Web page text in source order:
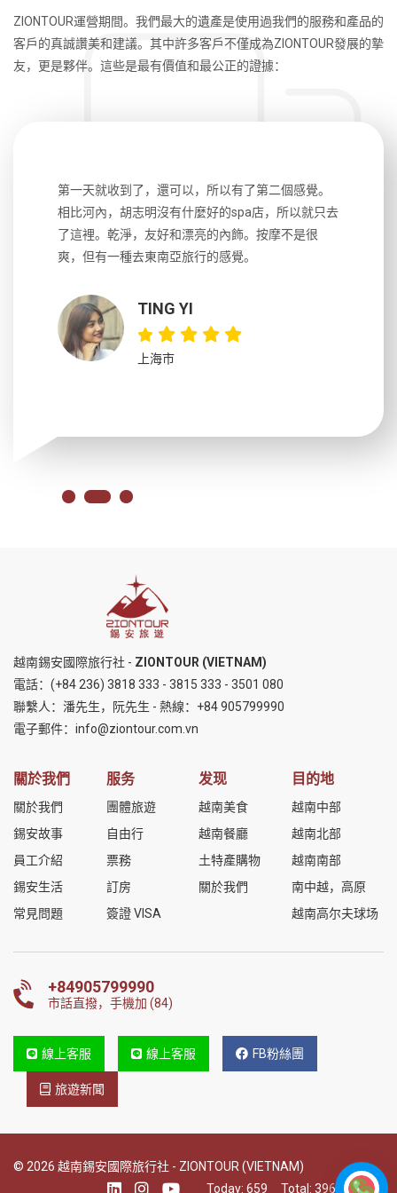
ZIONTOUR運營期間。我們最大的遺產是使用過我們的服務和產品的
客戶的真誠讚美和建議。其中許多客戶不僅成為ZIONTOUR發展的摯
友，更是夥伴。這些是最有價值和最公正的證據：
第一天就收到了，還可以，所以有了第二個感覺。
相比河內，胡志明沒有什麼好的spa店，所以就只去
了這裡。乾淨，友好和漂亮的內飾。按摩不是很
爽，但有一種去東南亞旅行的感覺。
TING YI
上海市
越南錫安國際旅行社 - ZIONTOUR (VIETNAM)
電話： (+84 236) 3818 333 - 3815 333 - 3501 080
聯繫人：潘先生，阮先生 - 熱線： +84 905799990
電子郵件： info@ziontour.com.vn
關於我們
關於我們
錫安故事
員工介紹
錫安生活
常見問題
服务
團體旅遊
自由行
票務
訂房
簽證 VISA
发现
越南美食
越南餐廳
土特產購物
關於我們
目的地
越南中部
越南北部
越南南部
南中越，高原
越南高尔夫球场
+84905799990
市話直撥，手機加 (84)
線上客服 線上客服 FB粉絲團
旅遊新聞
© 2026 越南錫安國際旅行社 - ZIONTOUR (VIETNAM)
Today: 659 Total: 396534